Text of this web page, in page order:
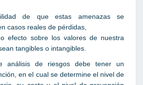
de que estas amenazas se
casos reales de pérdidas,
efecto sobre los valores de nuestra
tangibles o intangibles.
análisis de riesgos debe tener un
en el cual se determine el nivel de